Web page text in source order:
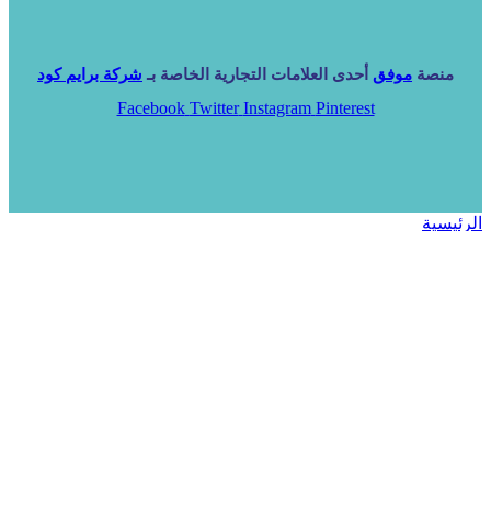
منصة موفق أحدى العلامات التجارية الخاصة بـ شركة برايم كود
Facebook Twitter Instagram Pinterest
الرئيسية